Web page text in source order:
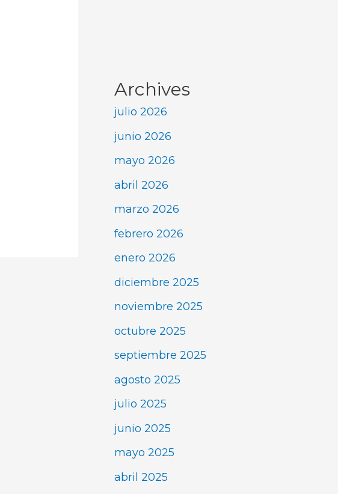
Archives
julio 2026
junio 2026
mayo 2026
abril 2026
marzo 2026
febrero 2026
enero 2026
diciembre 2025
noviembre 2025
octubre 2025
septiembre 2025
agosto 2025
julio 2025
junio 2025
mayo 2025
abril 2025